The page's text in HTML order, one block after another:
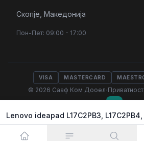
Select variant
MKD 1,300.00 Додади во
Скопје, Македонија
Пон-Пет: 09:00 - 17:00
VISA MASTERCARD
© 2026 Сааф Ком Дооел·Приватност